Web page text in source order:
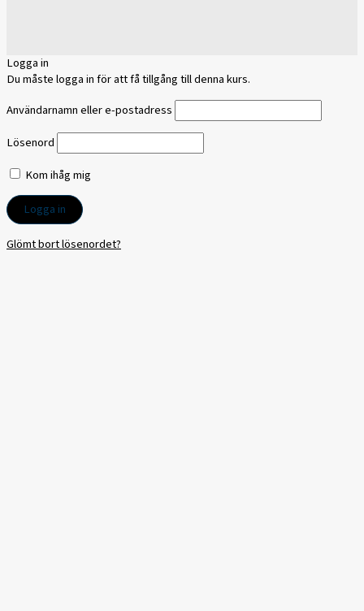
Logga in
Du måste logga in för att få tillgång till denna kurs.
Användarnamn eller e-postadress
Lösenord
Kom ihåg mig
Glömt bort lösenordet?